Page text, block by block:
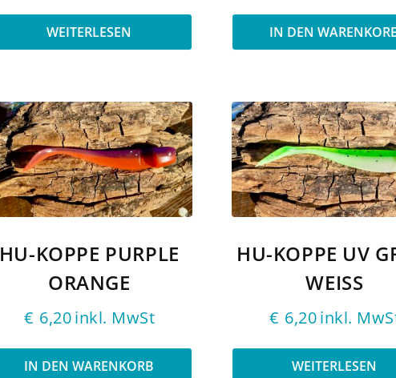
WEITERLESEN IN DEN
HU-KOPPE PURPLE
ORANGE
€ 6,20inkl. MwSt
IN DEN WARENKORB
HU-KOPPE UV
WEISS
€ 6,20inkl.
WEITERLESEN